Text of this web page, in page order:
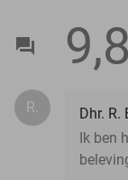
9,8
R.
Dhr. R.
Ik ben